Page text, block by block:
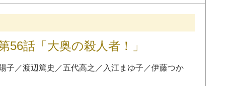
話「大奥の殺人者！」
子 ／渡辺篤史 ／五代高之 ／ 入江まゆ子 ／伊藤つか